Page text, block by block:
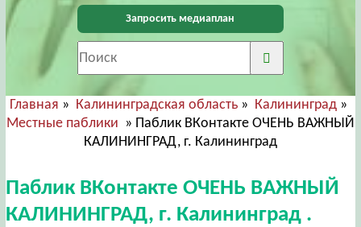
Запросить медиаплан
Главная » Калининградская область » Калининград »
Местные паблики » Паблик ВКонтакте ОЧЕНЬ ВАЖНЫЙ
КАЛИНИНГРАД, г. Калининград
Паблик ВКонтакте ОЧЕНЬ ВАЖНЫЙ
КАЛИНИНГРАД, г. Калининград .